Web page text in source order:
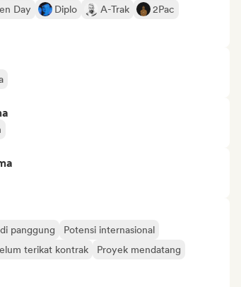
Day Diplo A-Trak
2Pac
panggung
Potensi internasional
terikat kontrak
Proyek mendatang